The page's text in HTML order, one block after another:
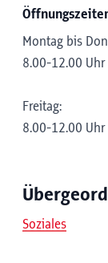
Montag bis
8.00-12.00
Freitag:
8.00-12.00 Uhr
Soziales